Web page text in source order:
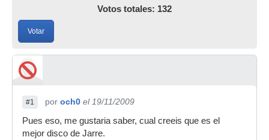
Votos totales: 132
Votar
#1 por och0 el 19/11/2009
Pues eso, me gustaria saber, cual creeis que es el
mejor disco de Jarre.